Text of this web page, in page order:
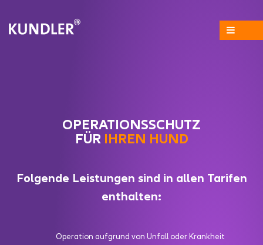
OPERATIONS­SCHUTZ
FÜR IHREN HUND
Folgende Leistungen sind in allen Tarifen
enthalten:
Operation aufgrund von Unfall oder Krankheit